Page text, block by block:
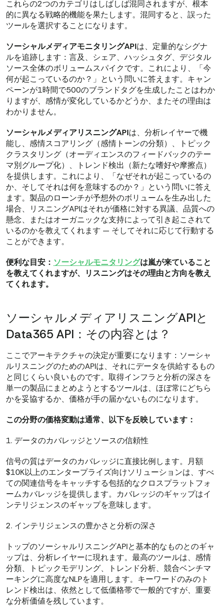
これらの2つのカテゴリはしばしば混同されますが、根本
的に異なる戦略的機能を果たします。混同すると、誤った
ツールを選択することになります。
ソーシャルメディアモニタリングAPIは、定量的なシグナ
ルを追跡します：言及、シェア、ハッシュタグ、デジタル
ソース全体のボリュームスパイクです。これにより、「今
何が起こっているのか？」という問いに答えます。キャン
ペーンが1時間で500のブランドタグを生成したことはわか
りますが、感情が変化しているかどうか、またその理由は
わかりません。
ソーシャルメディアリスニングAPIは、分析レイヤーで機
能し、感情スコアリング（感情トーンの分類）、トピック
クラスタリング（オーディエンスのフィードバックのテー
マ別グループ化）、トレンド検出（新たな嗜好や摩擦点）
を提供します。これにより、「なぜそれが起こっているの
か、そしてそれは何を意味するのか？」という問いに答え
ます。製品のローンチが予想外のボリュームを生み出した
場合、リスニングAPIはそれが価格に対する異議、品質への
懸念、またはオーガニックな支持によって引き起こされて
いるのかを教えてくれます — そしてそれに応じて行動する
ことができます。
便利な目安： ソーシャルモニタリングは嵐が来ていること
を教えてくれますが、リスニングはその理由と方向を教え
てくれます。
ソーシャルメディアリスニングAPIと
Data365 API：その内容とは？
ここでアーキテクチャの決定が重要になります：ソーシャ
ルリスニングのためのAPIは、それにデータを供給するもの
と同じくらい良いものです。取得インフラと分析の深さを
単一の製品にまとめようとするツールは、ほぼ常にどちら
かを妥協するか、価格が手の届かないものになります。
この分野の価格変動は通常、以下を反映しています：
1. データのカバレッジとソースの信頼性
信号の質はデータのカバレッジに直接比例します。月額
$10K以上のエンタープライズ向けソリューションは、すべ
ての関連信号をキャッチする包括的なクロスプラットフォ
ームカバレッジを提供します。カバレッジのギャップはイ
ンテリジェンスのギャップを意味します。
2. インテリジェンスの豊かさと分析の深さ
トップのソーシャルリスニングAPIと基本的なものとのギャ
ップは、分析レイヤーに現れます。最高のツールは、感情
分類、トピックモデリング、トレンド分析、競合ベンチマ
ーキングに高度なNLPを適用します。キーワードのみのト
レンド検出は、依然として低価格帯で一般的ですが、重要
な分析価値を残しています。